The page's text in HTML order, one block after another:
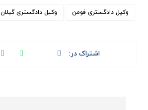
وکیل دادگستری فومن وکیل دادگستری گیلان